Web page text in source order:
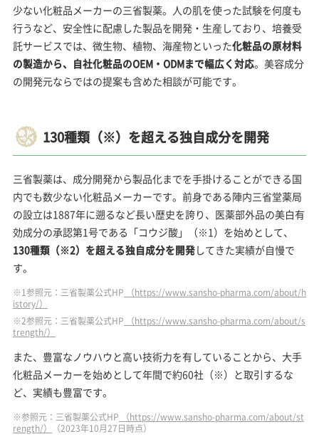
少ない化粧品メーカーの三省製薬。人の肌を使った試験を何度も
行うなど、安全性に配慮した製品を開発・生産しており、培養受
託サービスでは、微生物、植物、海産物といった化粧品の原材料
の製造から、自社化粧品のOEM・ODMまで幅広く対応。美容成分
の開発元ならではの提案も含めた相談が可能です。
130種類（※）を超える独自成分を開発
三省製薬は、成分開発から製品化までを手掛けることができる国
内でも数少ない化粧品メーカーです。前身である陣内三省堂薬局
の設立は1887年に遡るなど長い歴史を誇り、医薬部外品の美白有
効成分の承認第1号である「コウジ酸」（※1）を始めとして、
130種類（※2）を超える独自成分を開発してきた実績が自慢で
す。
※1参照元：三省製薬公式HP （https://www.sansho-pharma.com/about/h
istory/）
※2参照元：三省製薬公式HP （https://www.sansho-pharma.com/about/s
trength/）
また、豊富なノウハウと高い技術力を有していることから、大手
化粧品メーカーを始めとして年間で約60社（※）と取引するな
ど、実績も豊富です。
※参照元：三省製薬公式HP （https://www.sansho-pharma.com/about/st
rength/）
（2023年10月27日時点）